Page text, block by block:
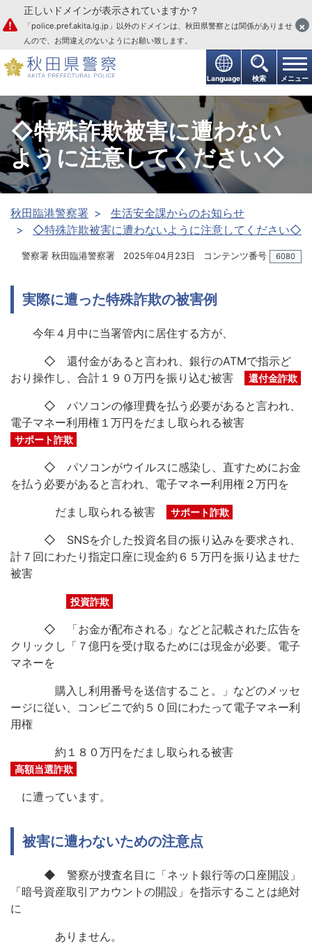
本文へ
Language 検索 メニュー
正しいドメインが表示されていますか？
「police.pref.akita.lg.jp」以外のドメインは、秋田県警察とは関係がありませ
んので、お間違えのないようにお願い致します。
×
◇特殊詐欺被害に遭わない
ように注意してください◇
秋田臨港警察署
生活安全課からのお知らせ
◇特殊詐欺被害に遭わないように注意してください◇
警察署 秋田臨港警察署 2025年04月23日 コンテンツ番号 6080
実際に遭った特殊詐欺の被害例
今年４月中に当署管内に居住する方が、
◇ 還付金があると言われ、銀行のATMで指示ど
おり操作し、合計１９０万円を振り込む被害
還付金詐欺
◇ パソコンの修理費を払う必要があると言われ、
電子マネー利用権１万円をだまし取られる被害
サポート詐欺
◇ パソコンがウイルスに感染し、直すためにお金
を払う必要があると言われ、電子マネー利用権２万円を
だまし取られる被害
サポート詐欺
◇ SNSを介した投資名目の振り込みを要求され、
計７回にわたり指定口座に現金約６５万円を振り込ませた
被害
投資詐欺
◇ 「お金が配布される」などと記載された広告を
クリックし「７億円を受け取るためには現金が必要。電子
マネーを
購入し利用番号を送信すること。」などのメッセ
ージに従い、コンビニで約５０回にわたって電子マネー利
用権
約１８０万円をだまし取られる被害
高額当選詐欺
に遭っています。
被害に遭わないための注意点
◆ 警察が捜査名目に「ネット銀行等の口座開設」
「暗号資産取引アカウントの開設」を指示することは絶対
に
ありません。